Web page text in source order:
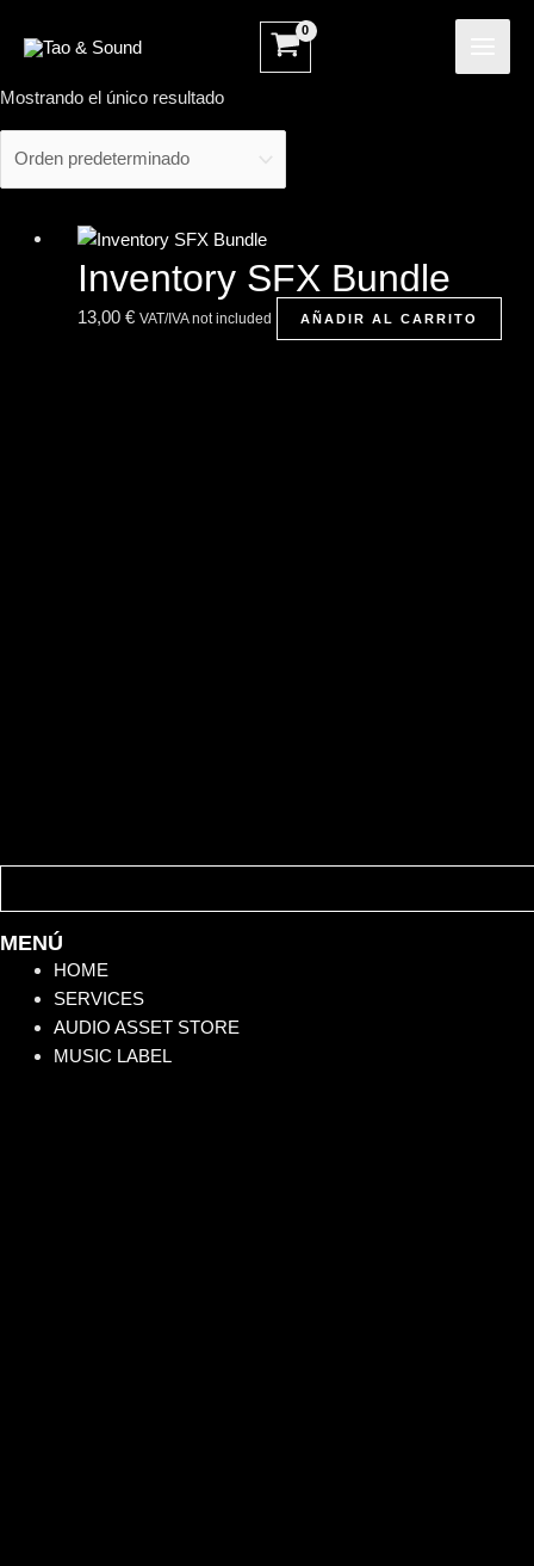
Mostrando el único resultado
Inventory SFX Bundle
13,00 € VAT/IVA not included AÑADIR AL CARRITO
MENÚ
HOME
SERVICES
AUDIO ASSET STORE
MUSIC LABEL